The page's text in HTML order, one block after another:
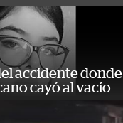
accidente donde
cayó al vacío